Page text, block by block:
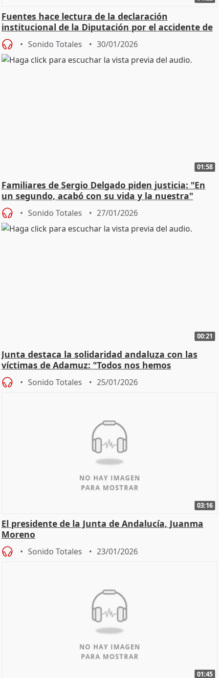
Fuentes hace lectura de la declaración
institucional de la Diputación por el accidente de
Adamuz
Sonido Totales 30/01/2026
01:58
Familiares de Sergio Delgado piden justicia: "En
un segundo, acabó con su vida y la nuestra"
Sonido Totales 27/01/2026
00:21
Junta destaca la solidaridad andaluza con las
víctimas de Adamuz: "Todos nos hemos
implicado"
Sonido Totales 25/01/2026
03:16
El presidente de la Junta de Andalucía, Juanma
Moreno
Sonido Totales 23/01/2026
01:45